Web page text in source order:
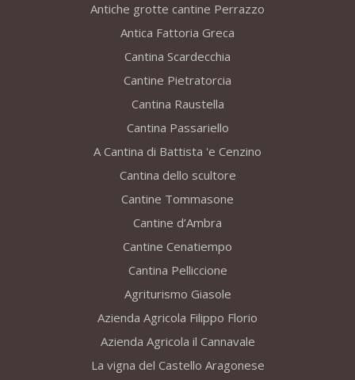
Antiche grotte cantine Perrazzo
Antica Fattoria Greca
Cantina Scardecchia
Cantine Pietratorcia
Cantina Raustella
Cantina Passariello
A Cantina di Battista 'e Cenzino
Cantina dello scultore
Cantine Tommasone
Cantine d’Ambra
Cantine Cenatiempo
Cantina Pelliccione
Agriturismo Giasole
Azienda Agricola Filippo Florio
Azienda Agricola il Cannavale
La vigna del Castello Aragonese